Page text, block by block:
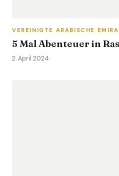
VEREINIGTE ARABISCHE
5 Mal Abenteuer in
2. April 2024